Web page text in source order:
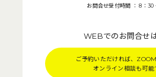
お問合せ受付時間 ： 8：30
WEBでのお問合せ
ご予約いただければ、
オンライン相談も可能